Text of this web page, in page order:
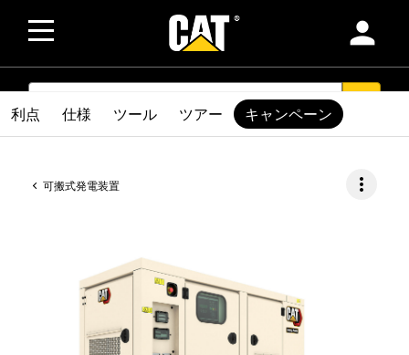
person
SEARCH
可搬式発電装置 more_vert
利点 仕様 ツール ツアー キャンペーン